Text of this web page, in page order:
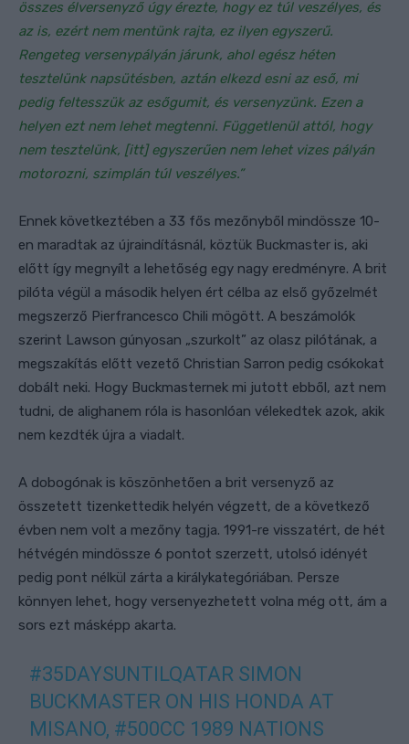
összes élversenyző úgy érezte, hogy ez túl veszélyes, és
az is, ezért nem mentünk rajta, ez ilyen egyszerű.
Rengeteg versenypályán járunk, ahol egész héten
tesztelünk napsütésben, aztán elkezd esni az eső, mi
pedig feltesszük az esőgumit, és versenyzünk. Ezen a
helyen ezt nem lehet megtenni. Függetlenül attól, hogy
nem tesztelünk, [itt] egyszerűen nem lehet vizes pályán
motorozni, szimplán túl veszélyes.”
Ennek következtében a 33 fős mezőnyből mindössze 10-
en maradtak az újraindításnál, köztük Buckmaster is, aki
előtt így megnyílt a lehetőség egy nagy eredményre. A brit
pilóta végül a második helyen ért célba az első győzelmét
megszerző Pierfrancesco Chili mögött. A beszámolók
szerint Lawson gúnyosan „szurkolt” az olasz pilótának, a
megszakítás előtt vezető Christian Sarron pedig csókokat
dobált neki. Hogy Buckmasternek mi jutott ebből, azt nem
tudni, de alighanem róla is hasonlóan vélekedtek azok, akik
nem kezdték újra a viadalt.
A dobogónak is köszönhetően a brit versenyző az
összetett tizenkettedik helyén végzett, de a következő
évben nem volt a mezőny tagja. 1991-re visszatért, de hét
hétvégén mindössze 6 pontot szerzett, utolsó idényét
pedig pont nélkül zárta a királykategóriában. Persze
könnyen lehet, hogy versenyezhetett volna még ott, ám a
sors ezt másképp akarta.
#35DAYSUNTILQATAR SIMON
BUCKMASTER ON HIS HONDA AT
MISANO, #500CC 1989 NATIONS